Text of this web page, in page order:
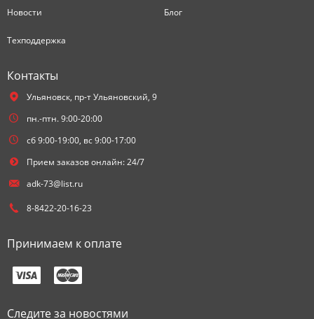
Новости Блог
Техподдержка
Контакты
Ульяновск, пр-т Ульяновский, 9
пн.-птн. 9:00-20:00
сб 9:00-19:00, вс 9:00-17:00
Прием заказов онлайн: 24/7
adk-73@list.ru
8-8422-20-16-23
Принимаем к оплате
Следите за новостями